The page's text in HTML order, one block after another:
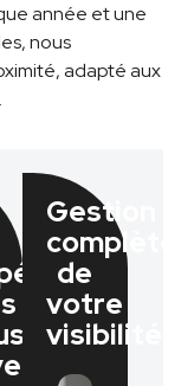
année et une
nous
adapté aux
Gestion
complète
de
votre
visibilité​